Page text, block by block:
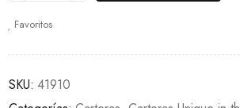
Favoritos
SKU: 41910